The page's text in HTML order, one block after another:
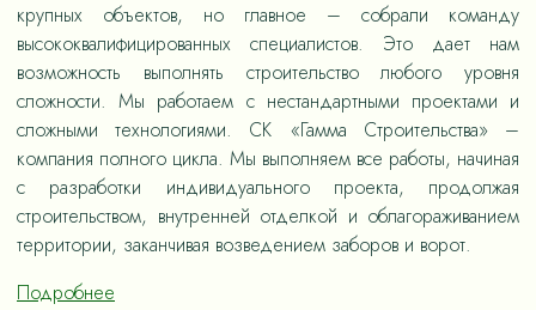
крупных объектов, но главное – собрали команду
высококвалифицированных специалистов. Это дает нам
возможность выполнять строительство любого уровня
сложности. Мы работаем с нестандартными проектами и
сложными технологиями. СК «Гамма Строительства» –
компания полного цикла. Мы выполняем все работы, начиная
с разработки индивидуального проекта, продолжая
строительством, внутренней отделкой и облагораживанием
территории, заканчивая возведением заборов и ворот.
Подробнее